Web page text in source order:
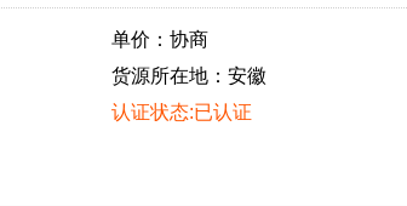
单价：协商
货源所在地：安徽
认证状态:已认证